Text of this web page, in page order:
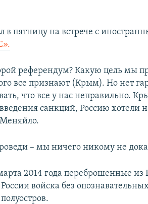
в пятницу на встрече с
референдум? Какую цель мы
все признают (Крым). Но нет
что все у нас неправильно.
санкций, Россию хотели
– мы ничего никому не
2014 года переброшенные
войска без